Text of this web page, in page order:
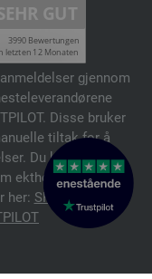
gjennom
Disse bruker
tiltak for å
Du kan finne
ektheten av
her: SHOPVOTE